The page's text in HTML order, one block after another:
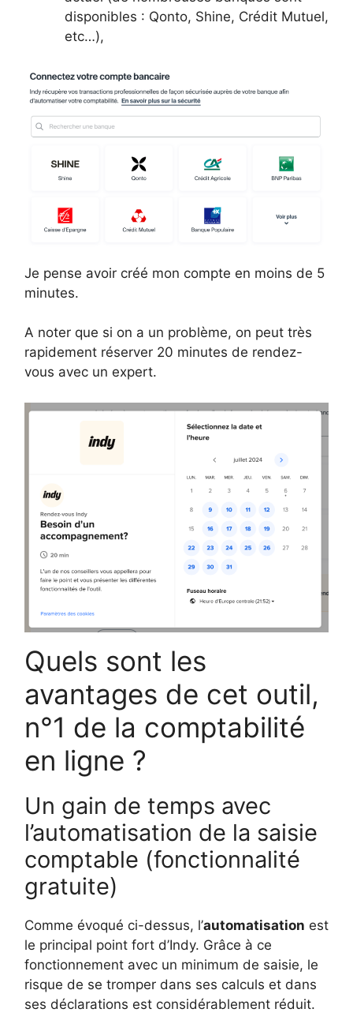
disponibles : Qonto, Shine, Crédit Mutuel,
etc…),
Je pense avoir créé mon compte en moins de 5
minutes.
A noter que si on a un problème, on peut très
rapidement réserver 20 minutes de rendez-
vous avec un expert.
Quels sont les
avantages de cet outil,
n°1 de la comptabilité
en ligne ?
Un gain de temps avec
l’automatisation de la saisie
comptable (fonctionnalité
gratuite)
Comme évoqué ci-dessus, l’automatisation est
le principal point fort d’Indy. Grâce à ce
fonctionnement avec un minimum de saisie, le
risque de se tromper dans ses calculs et dans
ses déclarations est considérablement réduit.